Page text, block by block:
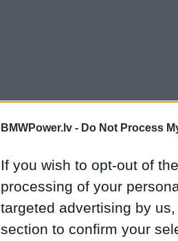
BMWPower.lv - Do Not Process
If you wish to opt-out of
processing of your
targeted advertising by
section to confirm your